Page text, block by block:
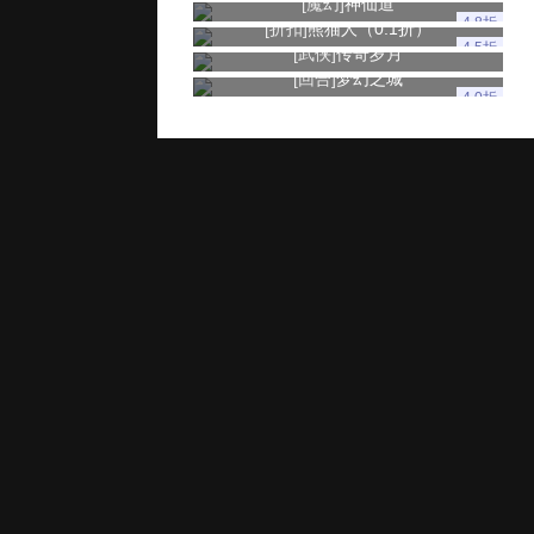
4.8折
[折扣]熊猫人（0.1折）
4.5折
[武侠]传奇岁月
[回合]梦幻之城
4.0折